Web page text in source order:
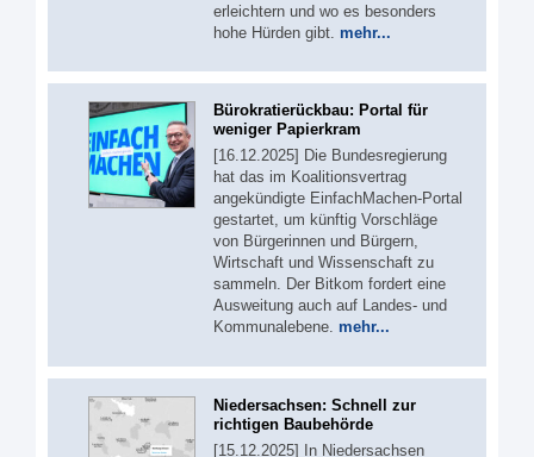
erleichtern und wo es besonders
hohe Hürden gibt. mehr...
Bürokratierückbau: Portal für
weniger Papierkram
[16.12.2025] Die Bundesregierung
hat das im Koalitionsvertrag
angekündigte EinfachMachen-Portal
gestartet, um künftig Vorschläge
von Bürgerinnen und Bürgern,
Wirtschaft und Wissenschaft zu
sammeln. Der Bitkom fordert eine
Ausweitung auch auf Landes- und
Kommunalebene. mehr...
Niedersachsen: Schnell zur
richtigen Baubehörde
[15.12.2025] In Niedersachsen